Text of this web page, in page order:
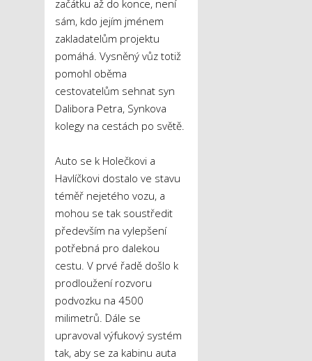
začátku až do konce, není
sám, kdo jejím jménem
zakladatelům projektu
pomáhá. Vysněný vůz totiž
pomohl oběma
cestovatelům sehnat syn
Dalibora Petra, Synkova
kolegy na cestách po světě.
Auto se k Holečkovi a
Havlíčkovi dostalo ve stavu
téměř nejetého vozu, a
mohou se tak soustředit
především na vylepšení
potřebná pro dalekou
cestu. V prvé řadě došlo k
prodloužení rozvoru
podvozku na 4500
milimetrů. Dále se
upravoval výfukový systém
tak, aby se za kabinu auta